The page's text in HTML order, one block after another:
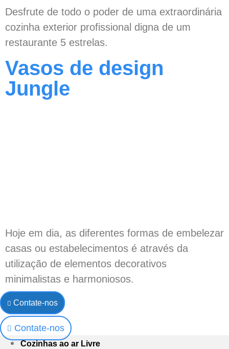
Desfrute de todo o poder de uma extraordinária
cozinha exterior profissional digna de um
restaurante 5 estrelas.
Vasos de design
Jungle
Hoje em dia, as diferentes formas de embelezar
casas ou estabelecimentos é através da
utilização de elementos decorativos
minimalistas e harmoniosos.
Contate-nos
Contate-nos
Cozinhas ao ar Livre